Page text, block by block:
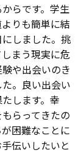
らです。学生
りも簡単に結
しました。挑
まう現実に危
や出会いのき
。良い出会い
します。幸
らってきたの
困難なことに
伝いしたいと